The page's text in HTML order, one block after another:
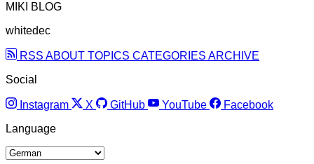
MIKI BLOG
whitedec
RSS ABOUT TOPICS CATEGORIES ARCHIVE
Social
Instagram X GitHub YouTube
Facebook
Language